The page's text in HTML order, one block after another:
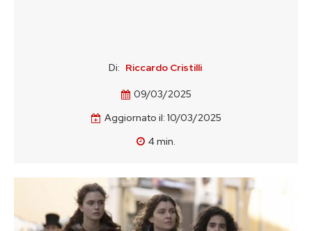
Di: Riccardo Cristilli
09/03/2025
Aggiornato il: 10/03/2025
4min.